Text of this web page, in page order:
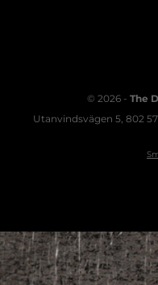
© 2026 - The
Utanvindsvägen 5, 802